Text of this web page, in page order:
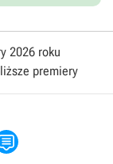
2026 roku
premiery